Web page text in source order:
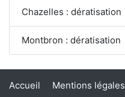
Chazelles : dératisation
Montbron : dératisation
Accueil Mentions légales